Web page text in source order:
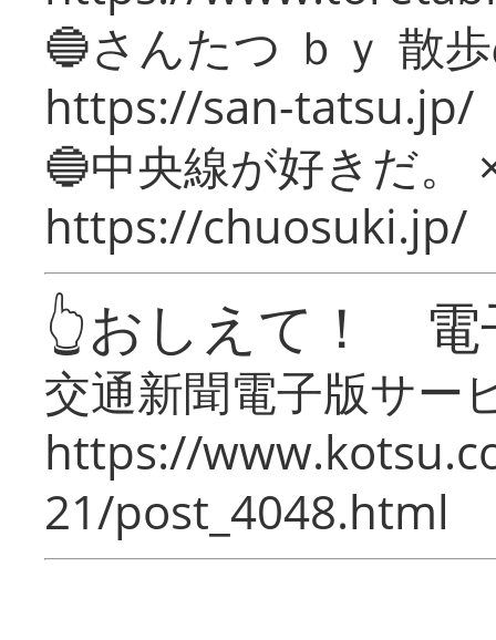
🔵さんたつ ｂｙ 散
https://san-tatsu.jp/
🔵中央線が好きだ。
https://chuosuki.jp/
👆おしえて！ 電
交通新聞電子版サー
https://
21/post_4048.html